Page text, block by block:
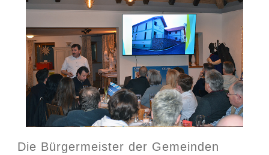
Die Bürgermeister der Gemeinden